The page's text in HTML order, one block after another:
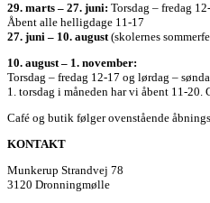
29. marts – 27. juni: Torsdag – fredag
Åbent alle helligdage 11-17
27. juni – 10. august(skolernes
10. august – 1. november:
Torsdag – fredag 12-17 og lørdag –
1. torsdag i måneden har vi åbent 11-20.
Café og butik følger ovenstående
KONTAKT
Munkerup Strandvej 78
3120 Dronningmølle